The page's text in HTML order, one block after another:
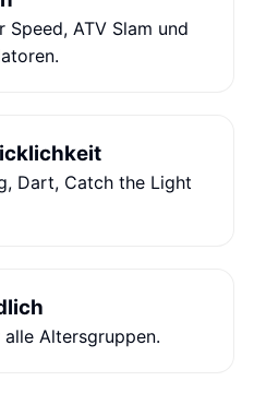
Speed, ATV Slam und
Dart, Catch the Light
Altersgruppen.